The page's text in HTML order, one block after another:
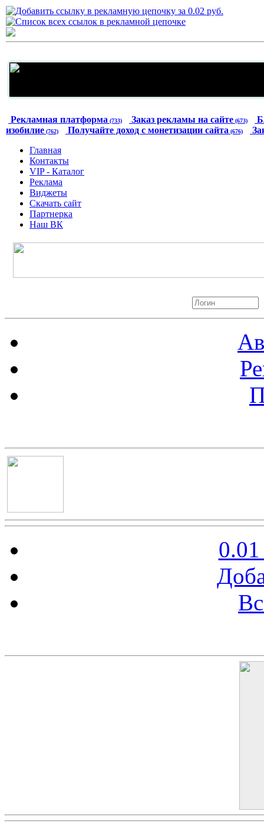
Рекламная платформа (733) Заказ рекламы на сайте (673)
изобилие (762) Получайте доход с монетизации сайта (676)
Главная
Контакты
VIP - Каталог
Реклама
Виджеты
Скачать сайт
Партнерка
Наш ВК